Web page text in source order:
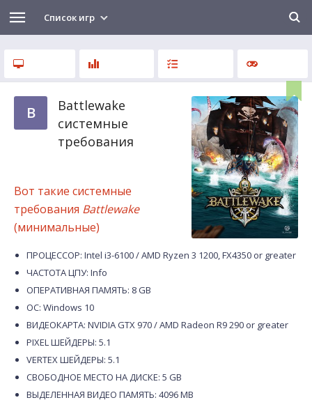
Список игр
B
Battlewake
системные
требования
Вот такие системные
требования Battlewake
(минимальные)
ПРОЦЕССОР: Intel i3-6100 / AMD Ryzen 3 1200, FX4350 or greater
ЧАСТОТА ЦПУ: Info
ОПЕРАТИВНАЯ ПАМЯТЬ: 8 GB
ОС: Windows 10
ВИДЕОКАРТА: NVIDIA GTX 970 / AMD Radeon R9 290 or greater
PIXEL ШЕЙДЕРЫ: 5.1
VERTEX ШЕЙДЕРЫ: 5.1
СВОБОДНОЕ МЕСТО НА ДИСКЕ: 5 GB
ВЫДЕЛЕННАЯ ВИДЕО ПАМЯТЬ: 4096 MB